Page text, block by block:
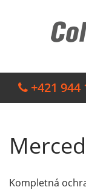
+421 944
Kompletná